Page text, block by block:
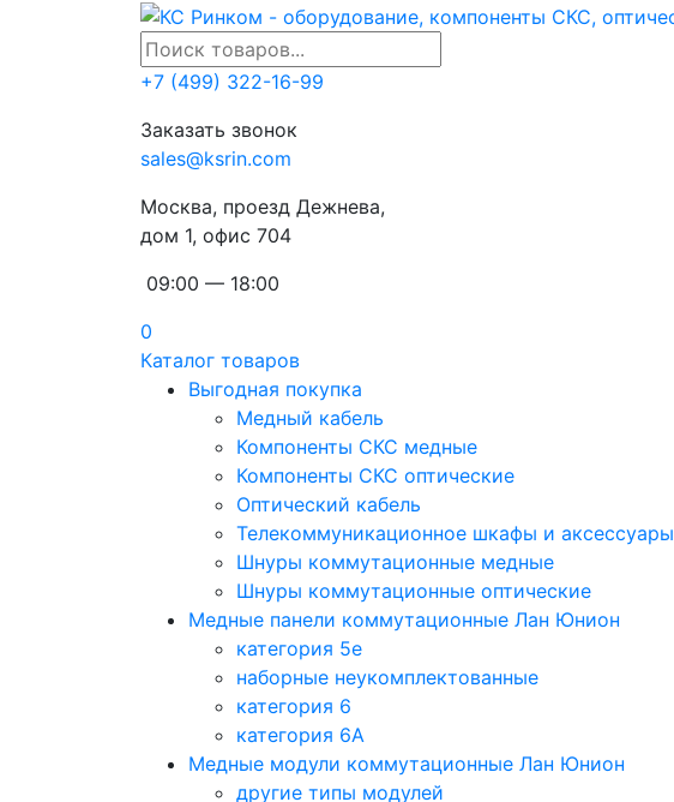
+7 (499) 322-16-99
Заказать звонок
sales@ksrin.com
Москва, проезд Дежнева,
дом 1, офис 704
09:00 — 18:00
0
Каталог товаров
Выгодная покупка
Медный кабель
Компоненты СКС медные
Компоненты СКС оптические
Оптический кабель
Телекоммуникационное шкафы и аксессуары
Шнуры коммутационные медные
Шнуры коммутационные оптические
Медные панели коммутационные Лан Юнион
категория 5e
наборные неукомплектованные
категория 6
категория 6A
Медные модули коммутационные Лан Юнион
другие типы модулей